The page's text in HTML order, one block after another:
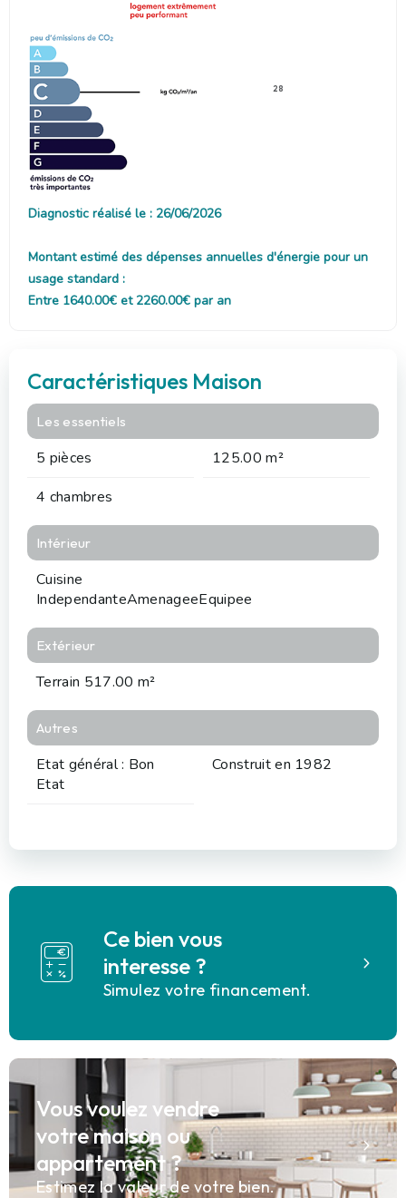
28
Diagnostic réalisé le : 26/06/2026
Montant estimé des dépenses annuelles d'énergie pour un
usage standard :
Entre 1640.00€ et 2260.00€ par an
Caractéristiques Maison
Les essentiels
5 pièces
125.00 m²
4 chambres
Intérieur
Cuisine
IndependanteAmenageeEquipee
Extérieur
Terrain 517.00 m²
Autres
Etat général : Bon
Etat
Construit en 1982
Ce bien vous
interesse ?
Simulez votre financement.
Vous voulez vendre
votre maison ou
appartement ?
Estimez la valeur de votre bien.